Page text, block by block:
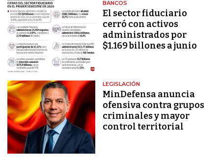
BANCOS
El sector fiduciario
cerró con activos
administrados por
$1.169 billones a junio
LEGISLACIÓN
MinDefensa anuncia
ofensiva contra grupos
criminales y mayor
control territorial